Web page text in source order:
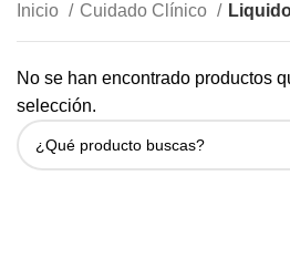
Inicio Cuidado Clínico
No se han encontrado productos
selección.